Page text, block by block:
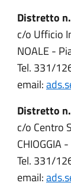
Distretto
c/o Ufficio
NOALE -
Tel. 331/
email:
Distretto
c/o Centro
CHIOGGIA
Tel. 331/
email: